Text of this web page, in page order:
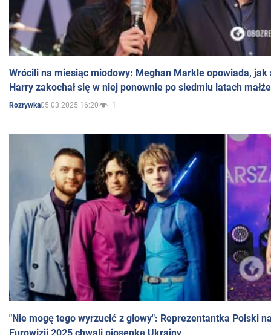
Wrócili na miesiąc miodowy: Meghan Markle opowiada, jak
Harry zakochał się w niej ponownie po siedmiu latach
Rozrywka05.03.2025 16:20 1
"Nie mogę tego wyrzucić z głowy": Reprezentantka Polski